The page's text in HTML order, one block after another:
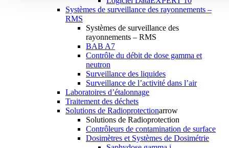
Systèmes de surveillance des rayonnements –
RMS
Systèmes de surveillance des
rayonnements – RMS
BAB A7
Contrôle du débit de dose gamma et
neutron
Surveillance des liquides
Surveillance de l’activité dans l’air
Laboratoires d’étalonnage
Traitement des déchets
Solutions de Radioprotectionarrow
Solutions de Radioprotection
Contrôleurs de contamination de surface
Dosimètres et Systèmes de Dosimétrie